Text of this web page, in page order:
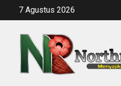
7 Agustus 2026